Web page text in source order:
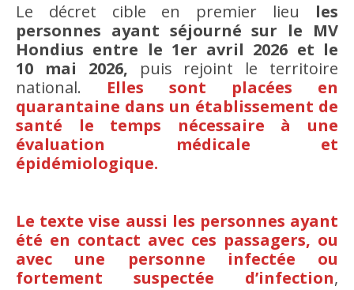
Le décret cible en premier lieu les
personnes ayant séjourné sur le MV
Hondius entre le 1er avril 2026 et le
10 mai 2026, puis rejoint le territoire
national. Elles sont placées en
quarantaine dans un établissement de
santé le temps nécessaire à une
évaluation médicale et
épidémiologique.
Le texte vise aussi les personnes ayant
été en contact avec ces passagers, ou
avec une personne infectée ou
fortement suspectée d’infection,